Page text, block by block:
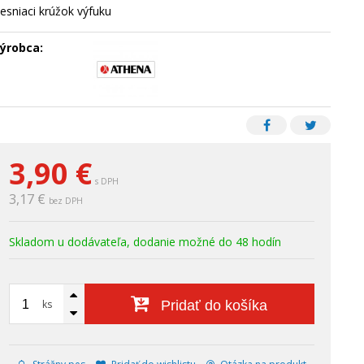
3,90 € s DPH
3,17 € bez DPH
Skladom u dodávateľa, dodanie možné do 48 hodín
ks Pridať do košíka
krúžok výfuku